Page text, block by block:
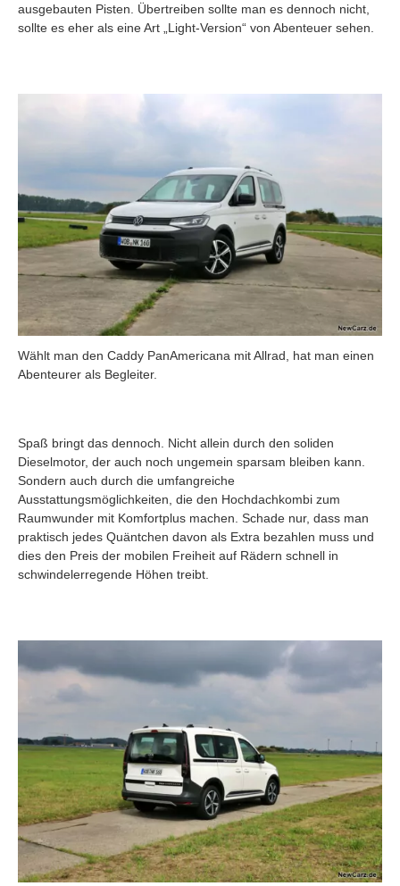
ausgebauten Pisten. Übertreiben sollte man es dennoch nicht,
sollte es eher als eine Art „Light-Version“ von Abenteuer sehen.
Wählt man den Caddy PanAmericana mit Allrad, hat man einen
Abenteurer als Begleiter.
Spaß bringt das dennoch. Nicht allein durch den soliden
Dieselmotor, der auch noch ungemein sparsam bleiben kann.
Sondern auch durch die umfangreiche
Ausstattungsmöglichkeiten, die den Hochdachkombi zum
Raumwunder mit Komfortplus machen. Schade nur, dass man
praktisch jedes Quäntchen davon als Extra bezahlen muss und
dies den Preis der mobilen Freiheit auf Rädern schnell in
schwindelerregende Höhen treibt.